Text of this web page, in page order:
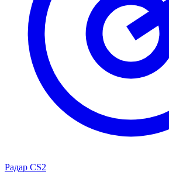
Радар CS2